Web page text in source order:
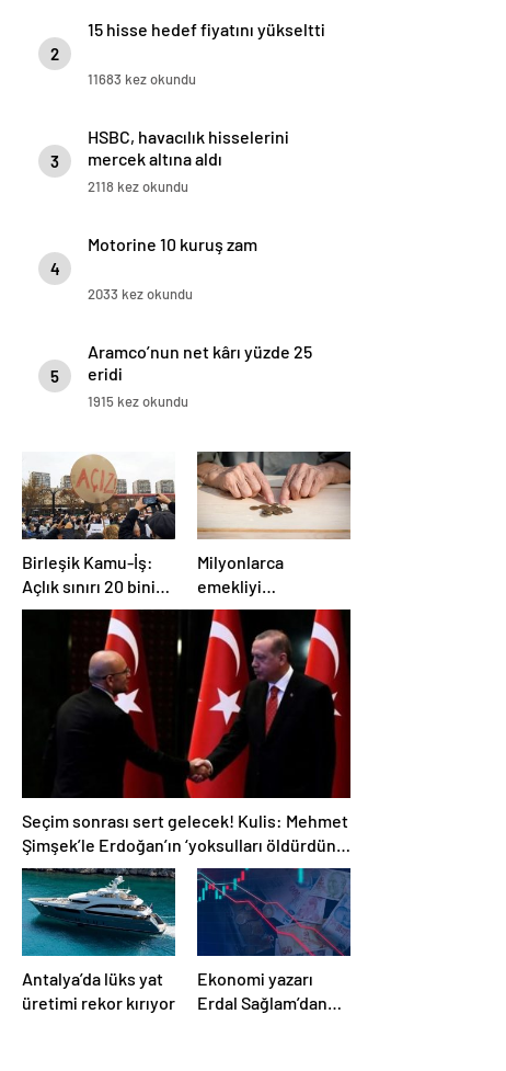
2
15 hisse hedef fiyatını yükseltti
11683 kez okundu
3
HSBC, havacılık hisselerini
mercek altına aldı
2118 kez okundu
4
Motorine 10 kuruş zam
2033 kez okundu
5
Aramco’nun net kârı yüzde 25
eridi
1915 kez okundu
Birleşik Kamu-İş:
Açlık sınırı 20 bini
aştı, yoksulluk sınırı
57 bine dayandı!
Milyonlarca
emekliyi
ilgilendiriyor…
Neden mi düşük
maaş alıyorsunuz?
Uzmanlar anlattı
Seçim sonrası sert gelecek! Kulis: Mehmet
Şimşek’le Erdoğan’ın ‘yoksulları öldürdün’
tartışması
Antalya’da lüks yat
üretimi rekor kırıyor
Ekonomi yazarı
Erdal Sağlam’dan